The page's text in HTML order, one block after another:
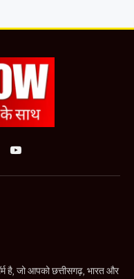
YouTube
है, जो आपको छत्तीसगढ़, भारत और